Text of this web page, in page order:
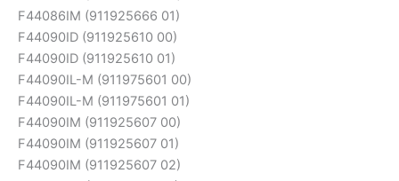
F44086IM (911925666 01)
F44090ID (911925610 00)
F44090ID (911925610 01)
F44090IL-M (911975601 00)
F44090IL-M (911975601 01)
F44090IM (911925607 00)
F44090IM (911925607 01)
F44090IM (911925607 02)